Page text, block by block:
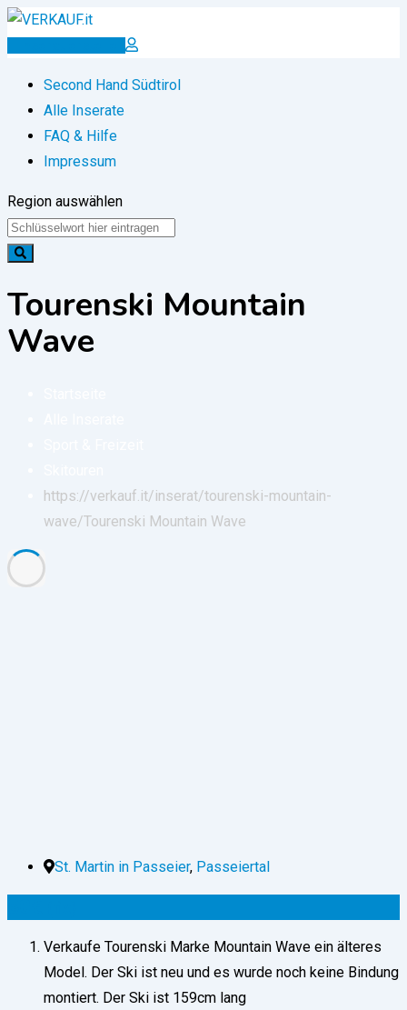
Zum
Inserat erstellen
Second Hand Südtirol
Alle Inserate
FAQ & Hilfe
Impressum
Region auswählen
Tourenski Mountain
Wave
https://verkauf.it/inserat/tourenski-mountain-
wave/Tourenski Mountain Wave
St. Martin in Passeier, Passeiertal
Verkaufe Tourenski Marke Mountain Wave ein älteres
Model. Der Ski ist neu und es wurde noch keine Bindung
montiert. Der Ski ist 159cm lang